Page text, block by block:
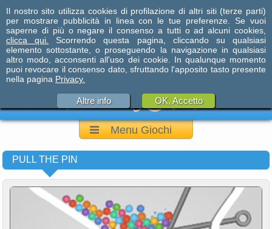
Menu Giochi
PULL THE PIN
Il nostro sito utilizza cookies di profilazione di altri siti (terze parti)
per mostrare pubblicità in linea con le tue preferenze. Se vuoi
saperne di più o negare il consenso a tutti o ad alcuni cookies,
clicca qui.
Scorrendo questa pagina, cliccando su qualsiasi
elemento sottostante, o proseguendo la navigazione in qualsiasi
altro modo, acconsenti all'uso dei cookie. In qualunque momento
puoi revocare il consenso dato, sfruttando l'apposito tasto presente
nella pagina Privacy.
Altre info OK, Accetto